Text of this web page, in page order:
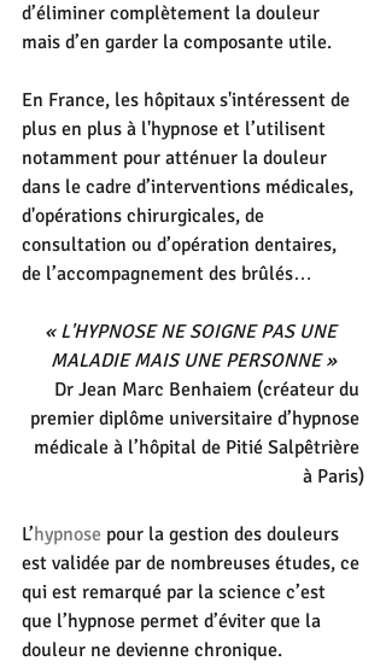
d’éliminer complètement la douleur
mais d’en garder la composante utile.
En France, les hôpitaux s'intéressent de
plus en plus à l'hypnose et l’utilisent
notamment pour atténuer la douleur
dans le cadre d’interventions médicales,
d'opérations chirurgicales, de
consultation ou d’opération dentaires,
de l’accompagnement des brûlés…
« L'HYPNOSE NE SOIGNE PAS UNE
MALADIE MAIS UNE PERSONNE »
Dr Jean Marc Benhaiem (créateur du
premier diplôme universitaire d’hypnose
médicale à l’hôpital de Pitié Salpêtrière
à Paris)
L’hypnose pour la gestion des douleurs
est validée par de nombreuses études, ce
qui est remarqué par la science c’est
que l’hypnose permet d’éviter que la
douleur ne devienne chronique.